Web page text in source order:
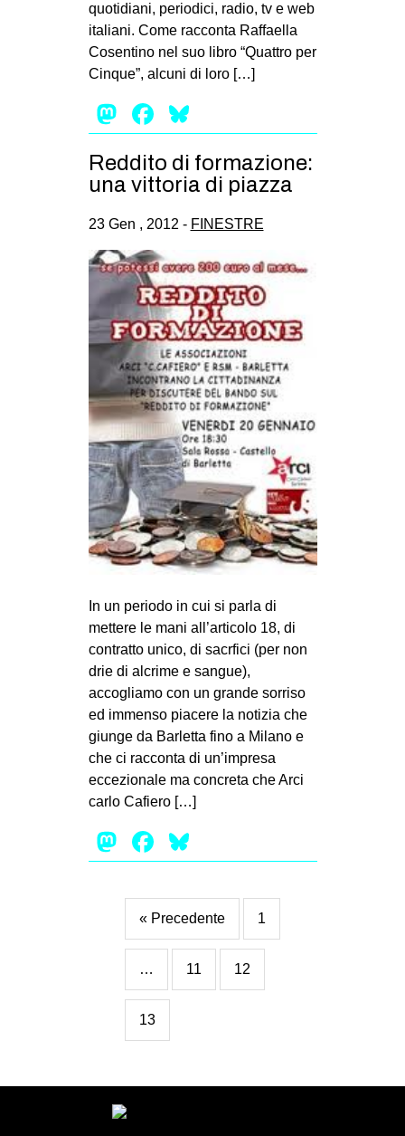
quotidiani, periodici, radio, tv e web
italiani. Come racconta Raffaella
Cosentino nel suo libro “Quattro per
Cinque”, alcuni di loro […]
Mastodon
Facebook
Reddito di formazione:
una vittoria di piazza
23 Gen , 2012 - FINESTRE
In un periodo in cui si parla di
mettere le mani all’articolo 18, di
contratto unico, di sacrfici (per non
drie di alcrime e sangue),
accogliamo con un grande sorriso
ed immenso piacere la notizia che
giunge da Barletta fino a Milano e
che ci racconta di un’impresa
eccezionale ma concreta che Arci
carlo Cafiero […]
Mastodon
Facebook
« Precedente 1
… 11 12
13